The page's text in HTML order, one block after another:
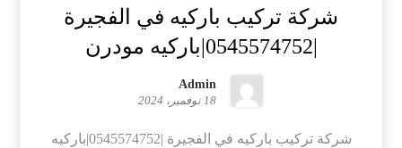
شركة تركيب باركيه في الفجيرة
Admin
18 نوفمبر، 2024
شركة تركيب باركيه في الفجيرة |0545574752|باركيه